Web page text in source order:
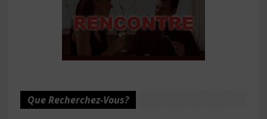
Que Recherchez-Vous?